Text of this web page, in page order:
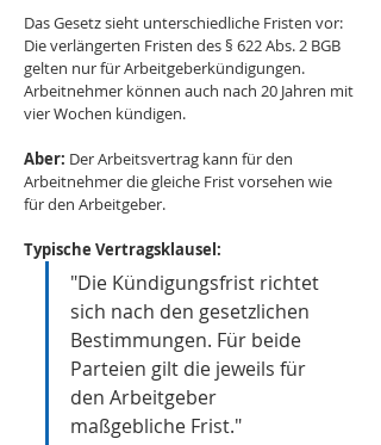
Das Gesetz sieht unterschiedliche Fristen vor:
Die verlängerten Fristen des § 622 Abs. 2 BGB
gelten nur für Arbeitgeberkündigungen.
Arbeitnehmer können auch nach 20 Jahren mit
vier Wochen kündigen.
Aber: Der Arbeitsvertrag kann für den
Arbeitnehmer die gleiche Frist vorsehen wie
für den Arbeitgeber.
Typische Vertragsklausel:
"Die Kündigungsfrist richtet
sich nach den gesetzlichen
Bestimmungen. Für beide
Parteien gilt die jeweils für
den Arbeitgeber
maßgebliche Frist."